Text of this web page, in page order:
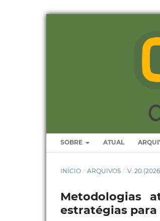
SOBRE ATUAL
INÍCIO / ARQUIVOS / V. 20
Metodologias
estratégias